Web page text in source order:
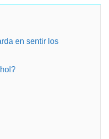
en sentir los